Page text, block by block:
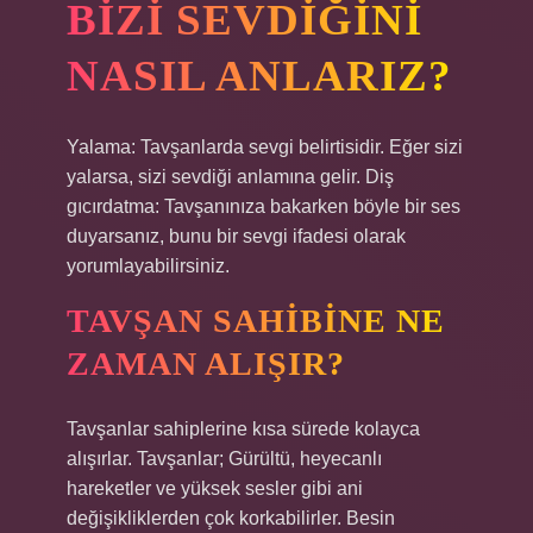
BIZI SEVDIĞINI
NASIL ANLARIZ?
Yalama: Tavşanlarda sevgi belirtisidir. Eğer sizi
yalarsa, sizi sevdiği anlamına gelir. Diş
gıcırdatma: Tavşanınıza bakarken böyle bir ses
duyarsanız, bunu bir sevgi ifadesi olarak
yorumlayabilirsiniz.
TAVŞAN SAHIBINE NE
ZAMAN ALIŞIR?
Tavşanlar sahiplerine kısa sürede kolayca
alışırlar. Tavşanlar; Gürültü, heyecanlı
hareketler ve yüksek sesler gibi ani
değişikliklerden çok korkabilirler. Besin